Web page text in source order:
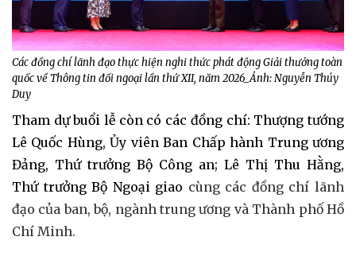
Các đồng chí lãnh đạo thực hiện nghi thức phát động Giải thưởng toàn
quốc về Thông tin đối ngoại lần thứ XII, năm 2026_Ảnh: Nguyễn Thúy
Duy
Tham dự buổi lễ còn có các đồng chí: Thượng tướng
Lê Quốc Hùng, Ủy viên Ban Chấp hành Trung ương
Đảng, Thứ trưởng Bộ Công an; Lê Thị Thu Hằng,
Thứ trưởng Bộ Ngoại giao cùng các đồng chí lãnh
đạo của ban, bộ, ngành trung ương và Thành phố Hồ
Chí Minh.